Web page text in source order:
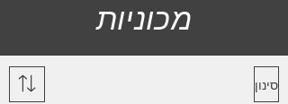
מכוניות
סינון